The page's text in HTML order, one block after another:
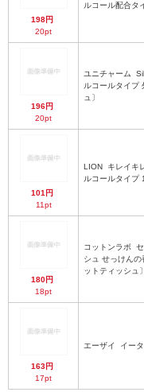
198円
20pt
ルコール配合タ
196円
20pt
ユニチャーム
ルコールタイプ
ュ〕
101円
11pt
LION
ルコールタイプ
180円
18pt
コットンラボ
シュ せっけん
ットティッシュ〕
163円
17pt
エーザイ イー